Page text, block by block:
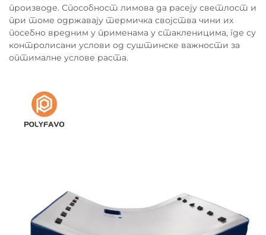
производе. Способност лимова да расеју светлост и
при томе одржавају термичка својства чини их
посебно вредним у применама у стакленицима, где су
контролисани услови од суштинске важности за
оптималне услове раста.